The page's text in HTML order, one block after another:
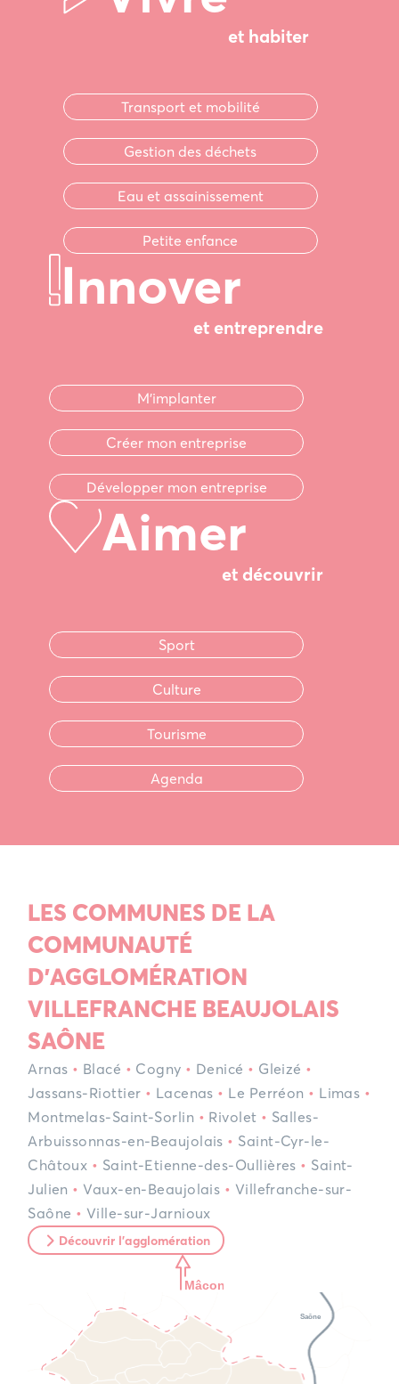
et habiter
Transport et mobilité
Gestion des déchets
Eau et assainissement
Petite enfance
Innover
et entreprendre
M'implanter
Créer mon entreprise
Développer mon entreprise
Aimer
et découvrir
Sport
Culture
Tourisme
Agenda
LES COMMUNES DE LA
COMMUNAUTÉ
D'AGGLOMÉRATION
VILLEFRANCHE BEAUJOLAIS
SAÔNE
Arnas • Blacé • Cogny • Denicé • Gleizé •
Jassans-Riottier • Lacenas • Le Perréon • Limas •
Montmelas-Saint-Sorlin • Rivolet • Salles-
Arbuissonnas-en-Beaujolais • Saint-Cyr-le-
Châtoux • Saint-Etienne-des-Oullières • Saint-
Julien • Vaux-en-Beaujolais • Villefranche-sur-
Saône • Ville-sur-Jarnioux
Découvrir l'agglomération